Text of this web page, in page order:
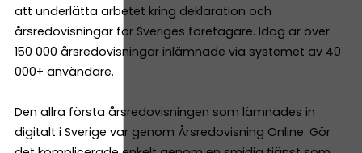
att underlätta arbetet kring deklaration och
årsredovisningar för Sveriges företagare. Idag är över
150 000 årsredovisningar inlämnade via systemet av 40
000+ användare.
Den allra första årsredovisningen som lämnades in
digitalt i Sverige var genom Årsredovisning Online. Gör